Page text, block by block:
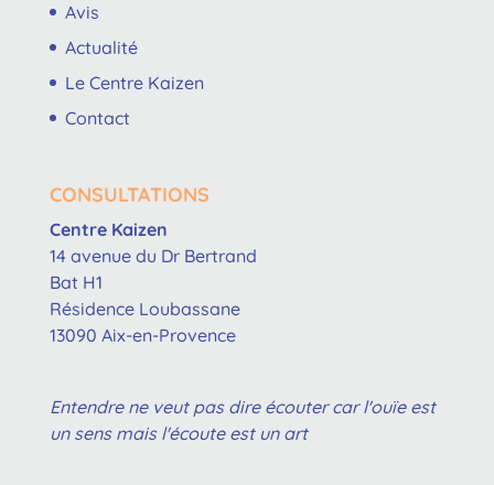
Avis
Actualité
Le Centre Kaizen
Contact
CONSULTATIONS
Centre Kaizen
14 avenue du Dr Bertrand
Bat H1
Résidence Loubassane
13090 Aix-en-Provence
Entendre ne veut pas dire écouter car l'ouïe est
un sens mais l'écoute est un art